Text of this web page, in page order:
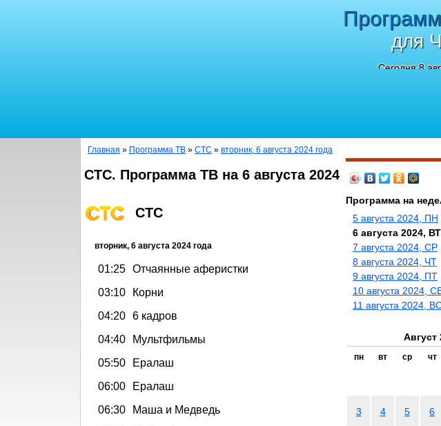
для
Сегодня 8
Главная » Программа ТВ » СТС » вторник, 6 августа 2024 года
СТС. Программа ТВ на 6 августа 2024
СТС
вторник, 6 августа 2024 года
01:25 Отчаянные аферистки
03:10
Корни
04:20 6 кадров
04:40
Мультфильмы
05:50
Ералаш
06:00
Ералаш
06:30
Маша и Медведь
Программа на
5 августа 2024, ПН
6 августа 2024, ВТ
7 августа 2024, СР
8 августа 2024, ЧТ
9 августа 2024, ПТ
10 августа 2024,
11 августа 2024,
Август
пн вт ср чт
3 4 5 6